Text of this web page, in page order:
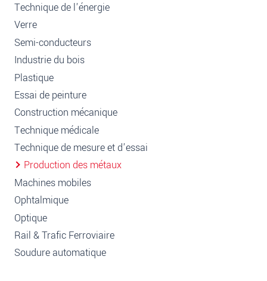
Technique de l'énergie
Verre
Semi-conducteurs
Industrie du bois
Plastique
Essai de peinture
Construction mécanique
Technique médicale
Technique de mesure et d'essai
Production des métaux
Machines mobiles
Ophtalmique
Optique
Rail & Trafic Ferroviaire
Soudure automatique